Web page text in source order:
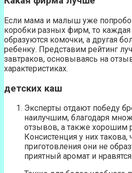
Если мама и малыш уже
коробки разных фирм, то каждая
образуются комочки, а другая
ребенку. Представим рейтинг
завтраков, основываясь на
характеристиках.
детских каш
Эксперты отдают победу
наилучшим, благодаря
отзывов, а также хорошим
Консистенция у них
приготовления они не
приятный аромат и